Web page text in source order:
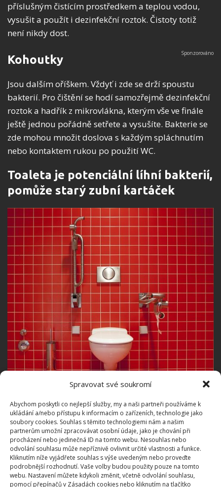
Spravovat své soukromí
Abychom poskytli co nejlepší služby, my a naši partneři používáme k
ukládání a/nebo přístupu k informacím o zařízeních, technologie jako
soubory cookies. Souhlas s těmito technologiemi nám a našim
partnerům umožní zpracovávat osobní údaje, jako je chování při
procházení nebo jedinečná ID na tomto webu. Nesouhlas nebo
odvolání souhlasu může nepříznivě ovlivnit určité vlastnosti a funkce.
Kliknutím níže vyjádřete souhlas s výše uvedeným nebo proveďte
podrobnější rozhodnutí. Vaše volby budou použity pouze na tomto
webu. Nastavení můžete kdykoli změnit, včetně odvolání souhlasu,
pomocí přepínačů v Zásadách cookies nebo kliknutím na tlačítko
příslušným čistícím prostředkem a teplou vodou,
vysušit a použít i dezinfekční roztok. Čistoty totiž
není nikdy dost.
Kohoutky
Jsou dalším oříškem. Vždyť i zde se drží spoustu
bakterií. Pro čištění se hodí samozřejmě dezinfekční
roztok a hadřík z mikrovlákna, kterým vše ve finále
ještě jednou pořádně setřete a vysušíte. Bakterie se
zde mohou množit doslova s každým spláchnutím
nebo kontaktem rukou po použití WC.
Toaleta je potenciální líhní bakterií,
pomůže starý zubní kartáček
Obrovský počet bakterií se může nerušeně množit i
v záchodové míse. Nezapomeňte ji vyčistit i na
spodní straně, ve štěrbinách se určitě hodí použít i
starý zubní kartáček, protože zrovna v těchto
místech se drží nejvíce nečistot. Pokud chcete
maximální efekt, toaletní prkénko namočte do